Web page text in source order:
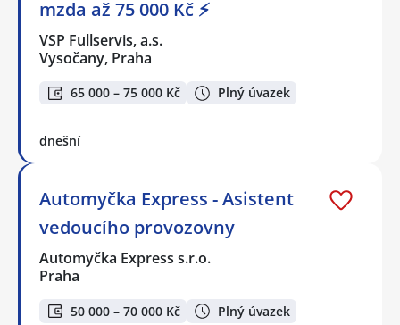
mzda až 75 000 Kč ⚡
VSP Fullservis, a.s.
Vysočany, Praha
65 000 – 75 000 Kč Plný úvazek
dnešní
Automyčka Express - Asistent
vedoucího provozovny
Automyčka Express s.r.o.
Praha
50 000 – 70 000 Kč Plný úvazek